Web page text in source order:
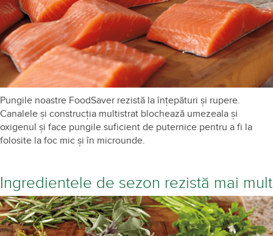
Pungile noastre FoodSaver rezistă la înțepături și rupere.
Canalele și construcția multistrat blochează umezeala și
oxigenul și face pungile suficient de puternice pentru a fi la
folosite la foc mic și în microunde.
Ingredientele de sezon rezistă mai mult